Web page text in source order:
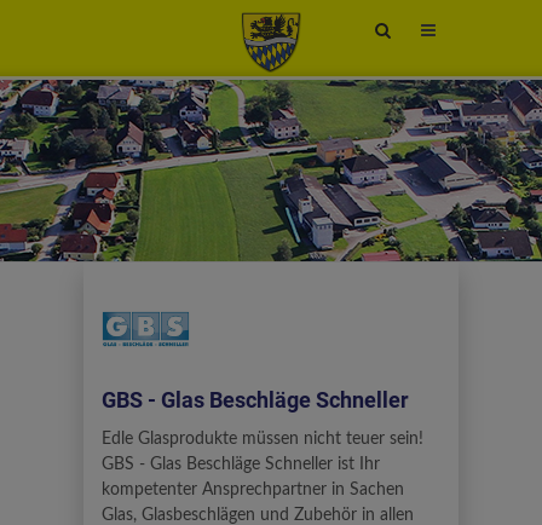
Site
toggle
GBS - Glas Beschläge Schneller
Edle Glasprodukte müssen nicht teuer sein!
GBS - Glas Beschläge Schneller ist Ihr
kompetenter Ansprechpartner in Sachen
Glas, Glasbeschlägen und Zubehör in allen